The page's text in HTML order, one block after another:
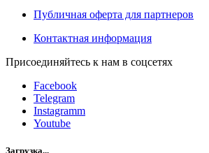
Публичная оферта для партнеров
Контактная информация
Присоединяйтесь к нам в соцсетях
Facebook
Telegram
Instagramm
Youtube
Загрузка...